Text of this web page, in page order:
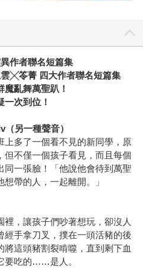
作者聯名短篇集
╳笭菁 四大作者聯名短篇集
亂舞萬聖趴！
次到位！
另一種聲音）
上多了一個看不見的新同學，原
不僅一個孩子看見，而且每個
一張臉！「他說他會待到萬聖
帶的人，一起離開。」
，讓孩子們吵著想玩，卻沒人
手拿刀叉，撲在一頭活豬的後
這頭豬割裂啃噬，直到剩下血
要吃的……是人。